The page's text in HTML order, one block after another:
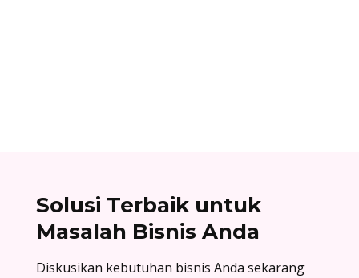
Solusi Terbaik untuk
Masalah Bisnis Anda
Diskusikan kebutuhan bisnis Anda sekarang